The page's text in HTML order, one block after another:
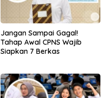
Jangan Sampai Gagal!
Tahap Awal CPNS Wajib
Siapkan 7 Berkas